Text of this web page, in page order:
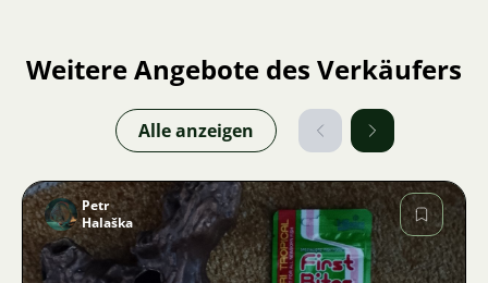
Weitere Angebote des Verkäufers
Alle anzeigen
Petr
Halaška